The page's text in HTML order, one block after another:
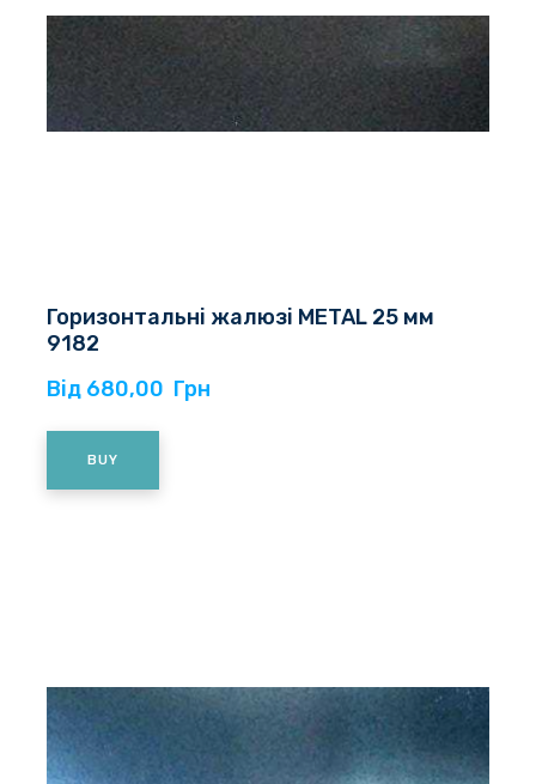
Горизонтальні жалюзі METAL 25 мм
9182
Від 680,00  Грн
BUY